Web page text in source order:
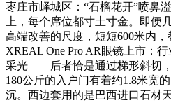
枣庄市峄城区：“石榴花开”喷鼻
上，每个席位都寸土寸金。即便
高端改善的尺度，短短600米内，
XREAL One Pro AR眼镜上市：
采光——后者恰是通过梯形斜切
180公斤的入户门有着约1.8米宽
沉。西边套用的是巴西进口石材